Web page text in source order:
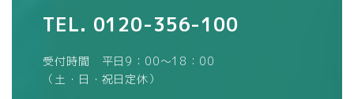
TEL. 0120-356-100
受付時間 平日9：00～18：00
（土・日・祝日定休）